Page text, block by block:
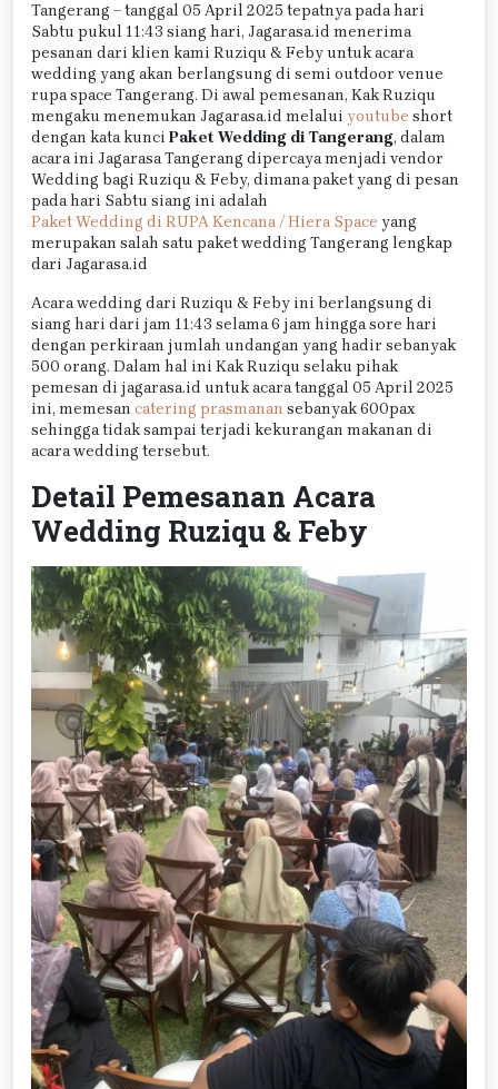
Tangerang – tanggal 05 April 2025 tepatnya pada hari
Sabtu pukul 11:43 siang hari, Jagarasa.id menerima
pesanan dari klien kami Ruziqu & Feby untuk acara
wedding yang akan berlangsung di semi outdoor venue
rupa space Tangerang. Di awal pemesanan, Kak Ruziqu
mengaku menemukan Jagarasa.id melalui youtube short
dengan kata kunci Paket Wedding di Tangerang, dalam
acara ini Jagarasa Tangerang dipercaya menjadi vendor
Wedding bagi Ruziqu & Feby, dimana paket yang di pesan
pada hari Sabtu siang ini adalah
Paket Wedding di RUPA Kencana / Hiera Space yang
merupakan salah satu paket wedding Tangerang lengkap
dari Jagarasa.id
Acara wedding dari Ruziqu & Feby ini berlangsung di
siang hari dari jam 11:43 selama 6 jam hingga sore hari
dengan perkiraan jumlah undangan yang hadir sebanyak
500 orang. Dalam hal ini Kak Ruziqu selaku pihak
pemesan di jagarasa.id untuk acara tanggal 05 April 2025
ini, memesan catering prasmanan sebanyak 600pax
sehingga tidak sampai terjadi kekurangan makanan di
acara wedding tersebut.
Detail Pemesanan Acara
Wedding Ruziqu & Feby